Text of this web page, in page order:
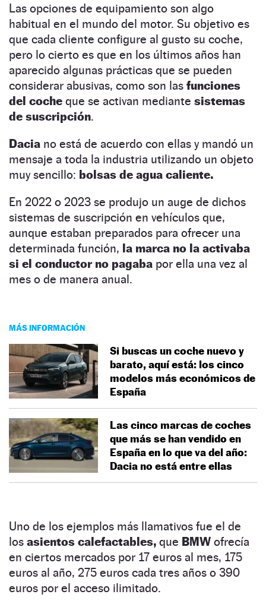
Las opciones de equipamiento son algo
habitual en el mundo del motor. Su objetivo es
que cada cliente configure al gusto su coche,
pero lo cierto es que en los últimos años han
aparecido algunas prácticas que se pueden
considerar abusivas, como son las funciones
del coche que se activan mediante sistemas
de suscripción.
Dacia no está de acuerdo con ellas y mandó un
mensaje a toda la industria utilizando un objeto
muy sencillo: bolsas de agua caliente.
En 2022 o 2023 se produjo un auge de dichos
sistemas de suscripción en vehículos que,
aunque estaban preparados para ofrecer una
determinada función, la marca no la activaba
si el conductor no pagaba por ella una vez al
mes o de manera anual.
MÁS INFORMACIÓN
Si buscas un coche nuevo y
barato, aquí está: los cinco
modelos más económicos de
España
Las cinco marcas de coches
que más se han vendido en
España en lo que va del año:
Dacia no está entre ellas
Uno de los ejemplos más llamativos fue el de
los asientos calefactables, que BMW ofrecía
en ciertos mercados por 17 euros al mes, 175
euros al año, 275 euros cada tres años o 390
euros por el acceso ilimitado.